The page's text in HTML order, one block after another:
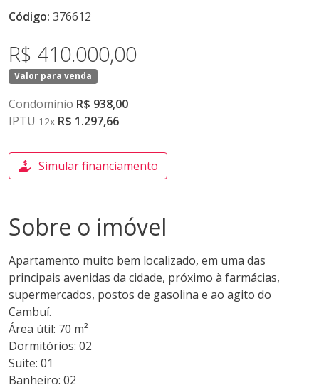
Código: 376612
R$ 410.000,00
Valor para venda
Condomínio R$ 938,00
IPTU 12x R$ 1.297,66
Simular financiamento
Sobre o imóvel
Apartamento muito bem localizado, em uma das
principais avenidas da cidade, próximo à farmácias,
supermercados, postos de gasolina e ao agito do
Cambuí.
Área útil: 70 m²
Dormitórios: 02
Suite: 01
Banheiro: 02